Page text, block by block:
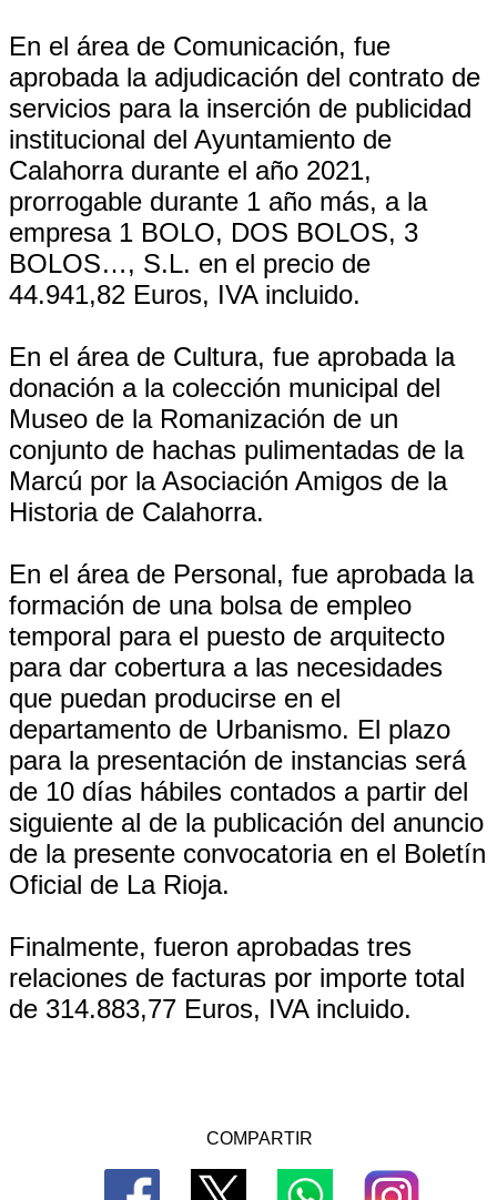
En el área de Comunicación, fue
aprobada la adjudicación del contrato de
servicios para la inserción de publicidad
institucional del Ayuntamiento de
Calahorra durante el año 2021,
prorrogable durante 1 año más, a la
empresa 1 BOLO, DOS BOLOS, 3
BOLOS…, S.L. en el precio de
44.941,82 Euros, IVA incluido.
En el área de Cultura, fue aprobada la
donación a la colección municipal del
Museo de la Romanización de un
conjunto de hachas pulimentadas de la
Marcú por la Asociación Amigos de la
Historia de Calahorra.
En el área de Personal, fue aprobada la
formación de una bolsa de empleo
temporal para el puesto de arquitecto
para dar cobertura a las necesidades
que puedan producirse en el
departamento de Urbanismo. El plazo
para la presentación de instancias será
de 10 días hábiles contados a partir del
siguiente al de la publicación del anuncio
de la presente convocatoria en el Boletín
Oficial de La Rioja.
Finalmente, fueron aprobadas tres
relaciones de facturas por importe total
de 314.883,77 Euros, IVA incluido.
COMPARTIR